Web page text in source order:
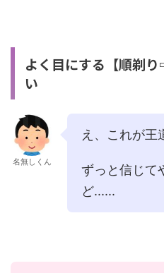
よく目にする【順剃
い
名無しくん
え、これが王
ずっと信じて
ど......